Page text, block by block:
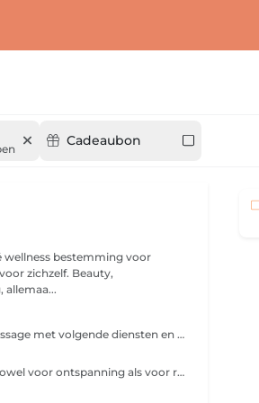
Cadeaubon
wellness bestemming voor
zichzelf. Beauty,
allemaa...
Combineer nu de Hot-Stone Massage met volgende diensten en krijg €10 korting: *MOXA THERAPY *SOUND HEALING CONCERT *KRISTALLEN KLANK CONCERT *CHAKRA HEALING CONCERT
Kruiden stempel massage kan zowel voor ontspanning als voor revitalisering. Combineer nu de Kruidenstempel Massage met volgende diensten en krijg €10 korting: *MOXA THERAPY *SOUND HEALING CONCERT *KRISTALLEN KLANK CONCERT *CHAKRA HEALING CONCERT